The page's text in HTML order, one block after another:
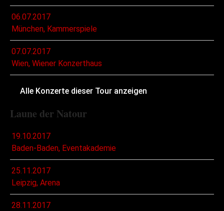
06.07.2017
München, Kammerspiele
07.07.2017
Wien, Wiener Konzerthaus
Alle Konzerte dieser Tour anzeigen
Laune der Natour
19.10.2017
Baden-Baden, Eventakademie
25.11.2017
Leipzig, Arena
28.11.2017